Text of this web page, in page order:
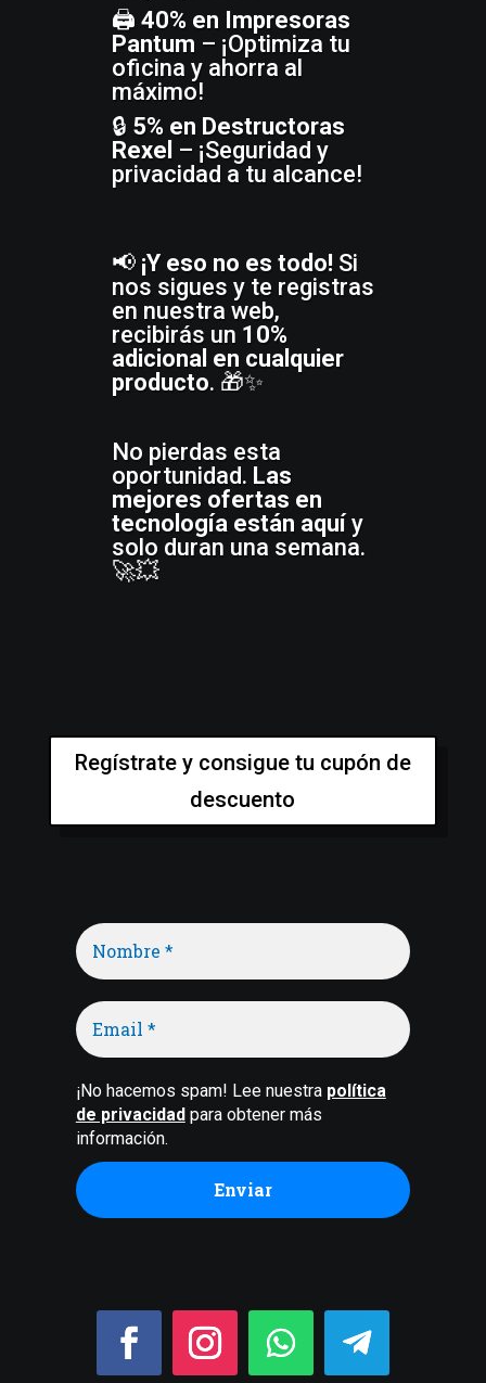
🖨️ 40% en Impresoras
Pantum – ¡Optimiza tu
oficina y ahorra al
máximo!
🔒 5% en Destructoras
Rexel – ¡Seguridad y
privacidad a tu alcance!
📢 ¡Y eso no es todo!Si
nos sigues y te registras
en nuestra web,
recibirás un 10%
adicional en cualquier
producto. 🎁✨
No pierdas esta
oportunidad. Las
mejores ofertas en
tecnología están aquíy
solo duran una semana.
🚀💥
Regístrate y consigue tu cupón de
descuento
¡No hacemos spam! Lee nuestra política
de privacidadpara obtener más
información.